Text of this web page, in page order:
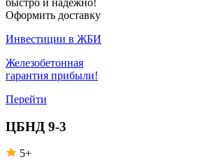
Оформить доставку
Инвестиции в ЖБИ
Железобетонная
гарантия прибыли!
Перейти
ЦБНД 9-3
5+